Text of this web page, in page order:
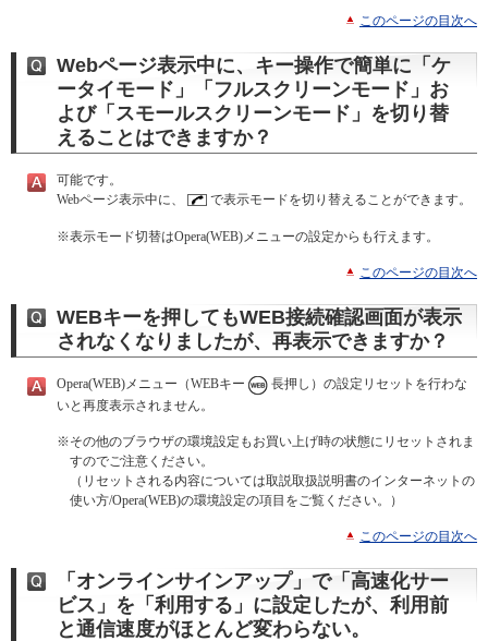
このページの目次へ
Webページ表示中に、キー操作で簡単に「ケ
ータイモード」「フルスクリーンモード」お
よび「スモールスクリーンモード」を切り替
えることはできますか？
可能です。
Webページ表示中に、
で表示モードを切り替えることができます。
※表示モード切替はOpera(WEB)メニューの設定からも行えます。
このページの目次へ
WEBキーを押してもWEB接続確認画面が表示
されなくなりましたが、再表示できますか？
Opera(WEB)メニュー（WEBキー
長押し）の設定リセットを行わな
いと再度表示されません。
※その他のブラウザの環境設定もお買い上げ時の状態にリセットされま
すのでご注意ください。
（リセットされる内容については取説取扱説明書のインターネットの
使い方/Opera(WEB)の環境設定の項目をご覧ください。）
このページの目次へ
「オンラインサインアップ」で「高速化サー
ビス」を「利用する」に設定したが、利用前
と通信速度がほとんど変わらない。